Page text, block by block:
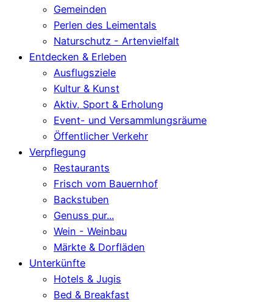
Gemeinden
Perlen des Leimentals
Naturschutz - Artenvielfalt
Entdecken & Erleben
Ausflugsziele
Kultur & Kunst
Aktiv, Sport & Erholung
Event- und Versammlungsräume
Öffentlicher Verkehr
Verpflegung
Restaurants
Frisch vom Bauernhof
Backstuben
Genuss pur...
Wein - Weinbau
Märkte & Dorfläden
Unterkünfte
Hotels & Jugis
Bed & Breakfast